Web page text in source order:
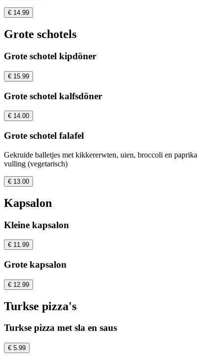
€ 14.99
Grote schotels
Grote schotel kipdöner
€ 15.99
Grote schotel kalfsdöner
€ 14.00
Grote schotel falafel
Gekruide balletjes met kikkererwten, uien, broccoli en paprika
vulling (vegetarisch)
€ 13.00
Kapsalon
Kleine kapsalon
€ 11.99
Grote kapsalon
€ 12.99
Turkse pizza's
Turkse pizza met sla en saus
€ 5.99